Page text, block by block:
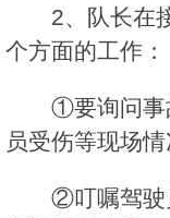
2、队长在
个方面的工作：
①要询问事
员受伤等现场情
②叮嘱驾驶